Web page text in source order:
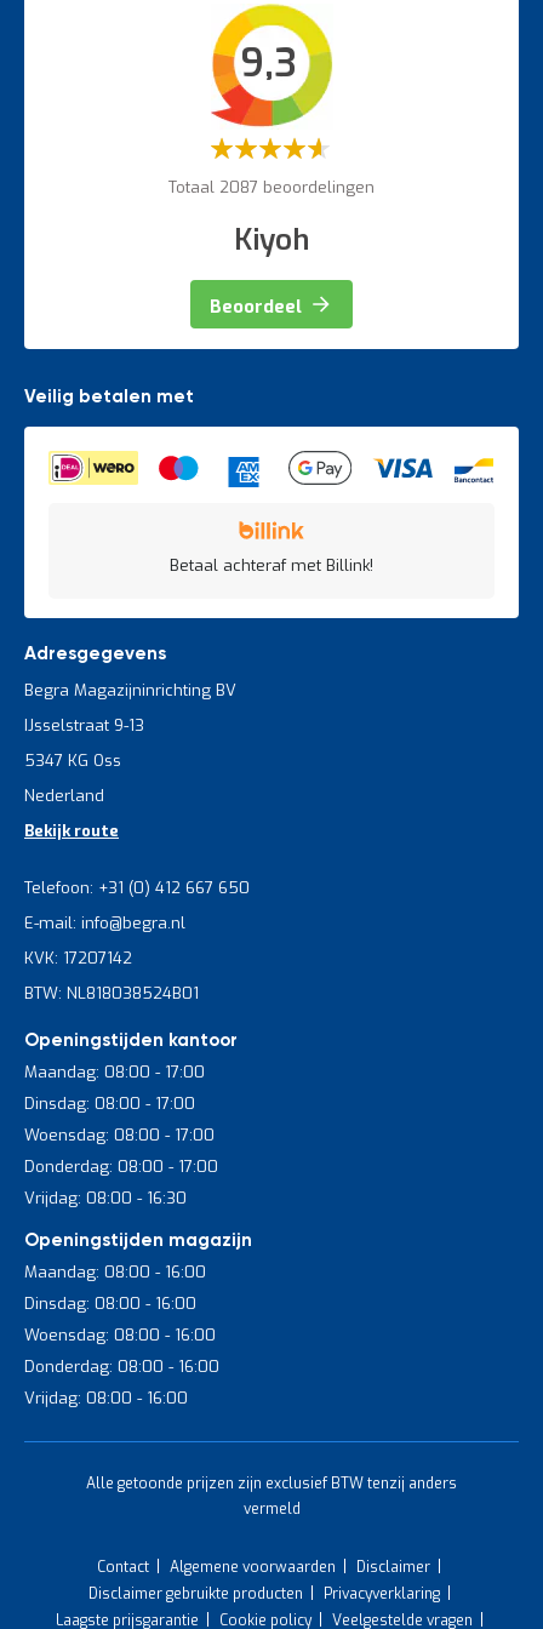
9,3
Waardering:
Totaal 2087 beoordelingen
Kiyoh
Beoordeel
Veilig betalen met
Betaal achteraf met Billink!
Adresgegevens
Begra Magazijninrichting BV
IJsselstraat 9-13
5347 KG Oss
Nederland
Bekijk route
Telefoon: +31 (0) 412 667 650
E-mail: info@begra.nl
KVK: 17207142
BTW: NL818038524B01
Openingstijden kantoor
Maandag: 08:00 - 17:00
Dinsdag: 08:00 - 17:00
Woensdag: 08:00 - 17:00
Donderdag: 08:00 - 17:00
Vrijdag: 08:00 - 16:30
Openingstijden magazijn
Maandag: 08:00 - 16:00
Dinsdag: 08:00 - 16:00
Woensdag: 08:00 - 16:00
Donderdag: 08:00 - 16:00
Vrijdag: 08:00 - 16:00
Alle getoonde prijzen zijn exclusief BTW tenzij anders
vermeld
Contact Algemene voorwaarden
Disclaimer
Disclaimer gebruikte producten
Privacyverklaring
Laagste prijsgarantie
Cookie policy Veelgestelde vragen